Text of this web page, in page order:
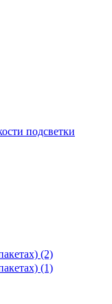
подсветки
(2)
(1)